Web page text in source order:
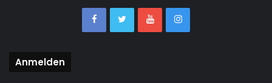
Anmelden